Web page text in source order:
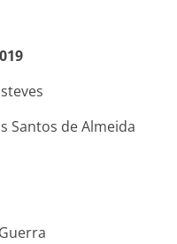
Santos de Almeida